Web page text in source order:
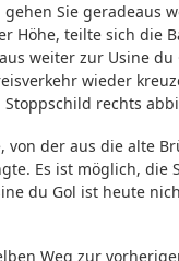
Sie geradeaus
Höhe, teilte sich die
weiter zur Usine
wieder
rechts
der aus die alte
Es ist möglich,
du Gol ist heute
Weg zur